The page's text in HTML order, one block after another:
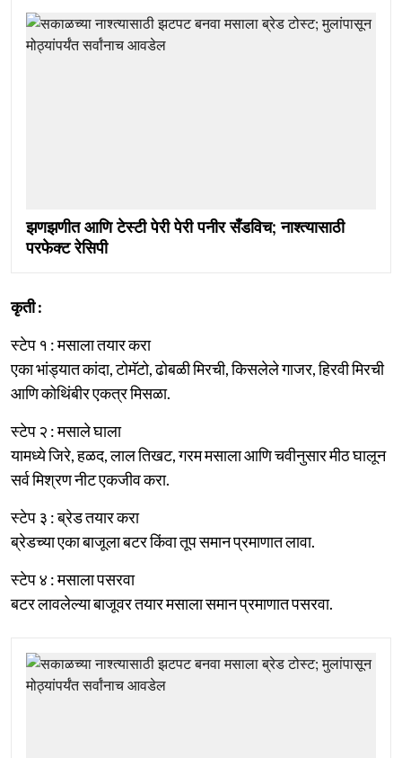
झणझणीत आणि टेस्टी पेरी पेरी पनीर सँडविच; नाश्त्यासाठी
परफेक्ट रेसिपी
कृती :
स्टेप १ : मसाला तयार करा
एका भांड्यात कांदा, टोमॅटो, ढोबळी मिरची, किसलेले गाजर, हिरवी मिरची
आणि कोथिंबीर एकत्र मिसळा.
स्टेप २ : मसाले घाला
यामध्ये जिरे, हळद, लाल तिखट, गरम मसाला आणि चवीनुसार मीठ घालून
सर्व मिश्रण नीट एकजीव करा.
स्टेप ३ : ब्रेड तयार करा
ब्रेडच्या एका बाजूला बटर किंवा तूप समान प्रमाणात लावा.
स्टेप ४ : मसाला पसरवा
बटर लावलेल्या बाजूवर तयार मसाला समान प्रमाणात पसरवा.